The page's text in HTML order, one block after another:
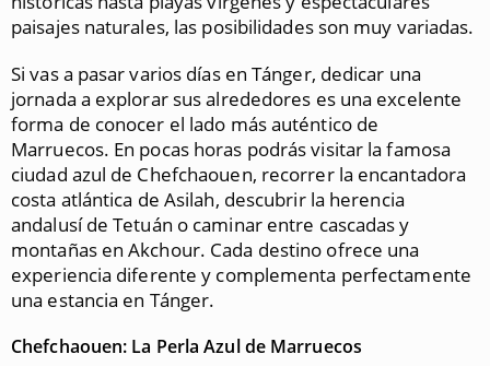
paisajes naturales, las posibilidades son muy variadas.
Si vas a pasar varios días en Tánger, dedicar una
jornada a explorar sus alrededores es una excelente
forma de conocer el lado más auténtico de
Marruecos. En pocas horas podrás visitar la famosa
ciudad azul de Chefchaouen, recorrer la encantadora
costa atlántica de Asilah, descubrir la herencia
andalusí de Tetuán o caminar entre cascadas y
montañas en Akchour. Cada destino ofrece una
experiencia diferente y complementa perfectamente
una estancia en Tánger.
Chefchaouen: La Perla Azul de Marruecos